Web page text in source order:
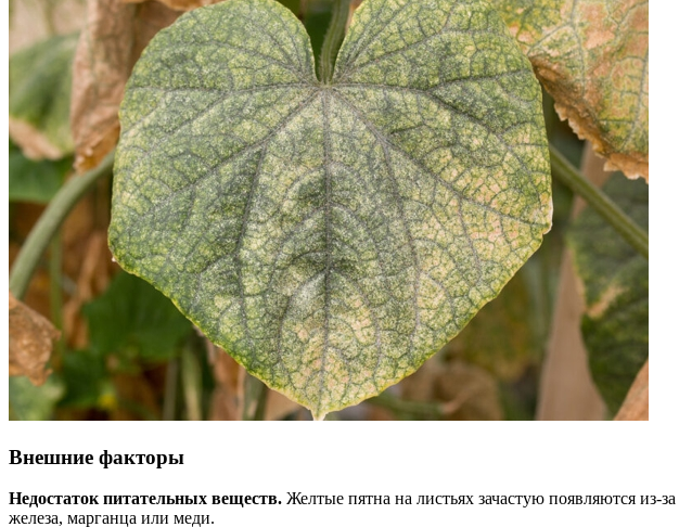
Внешние факторы
Недостаток питательных веществ. Желтые пятна на листьях зачастую появляются из-
железа, марганца или меди.